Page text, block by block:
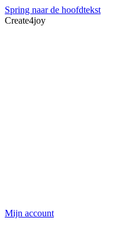
Spring naar de hoofdtekst
Create4joy
Mijn account